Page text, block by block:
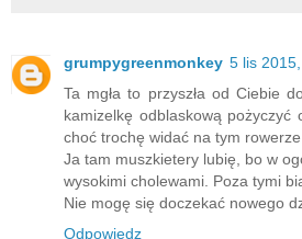
grumpygreenmonkey 5 lis
Ta mgła to przyszła od Ciebie
kamizelkę odblaskową pożyczyć
choć trochę widać na tym
Ja tam muszkietery lubię, bo w
wysokimi cholewami. Poza tymi
Nie mogę się doczekać nowego
Odpowiedz